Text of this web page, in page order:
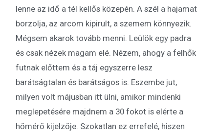
lenne az idő a tél kellős közepén. A szél a hajamat
borzolja, az arcom kipirult, a szemem könnyezik.
Mégsem akarok tovább menni. Leülök egy padra
és csak nézek magam elé. Nézem, ahogy a felhők
futnak előttem és a táj egyszerre lesz
barátságtalan és barátságos is. Eszembe jut,
milyen volt májusban itt ülni, amikor mindenki
meglepetésére majdnem a 30 fokot is elérte a
hőmérő kijelzője. Szokatlan ez errefelé, hiszen